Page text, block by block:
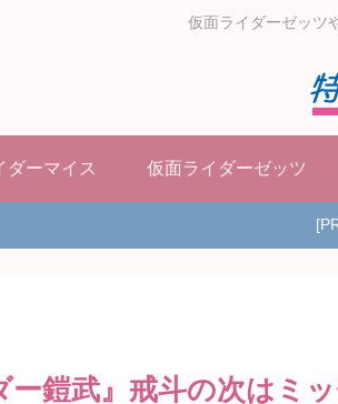
仮面ライダーゼッツ
ダーマイス 仮面ライダーゼッツ
ー鎧武』戒斗の次はミ